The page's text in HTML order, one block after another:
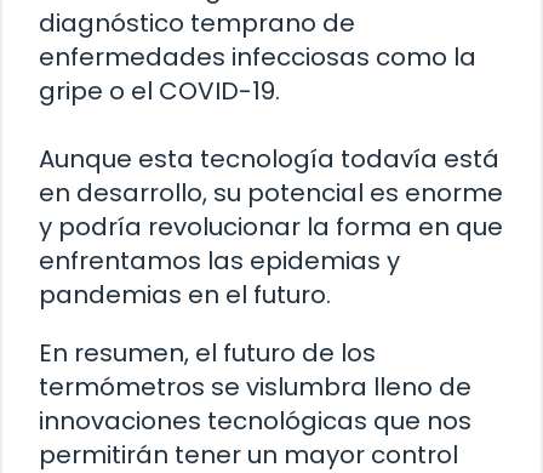
diagnóstico temprano de
enfermedades infecciosas como la
gripe o el COVID-19.
Aunque esta tecnología todavía está
en desarrollo, su potencial es enorme
y podría revolucionar la forma en que
enfrentamos las epidemias y
pandemias en el futuro.
En resumen, el futuro de los
termómetros se vislumbra lleno de
innovaciones tecnológicas que nos
permitirán tener un mayor control